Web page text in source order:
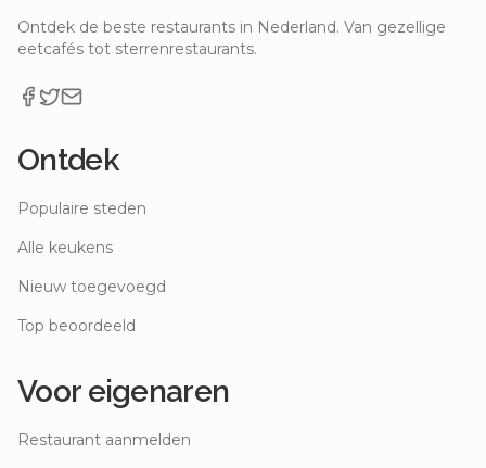
Ontdek de beste restaurants in Nederland. Van gezellige
eetcafés tot sterrenrestaurants.
Ontdek
Populaire steden
Alle keukens
Nieuw toegevoegd
Top beoordeeld
Voor eigenaren
Restaurant aanmelden